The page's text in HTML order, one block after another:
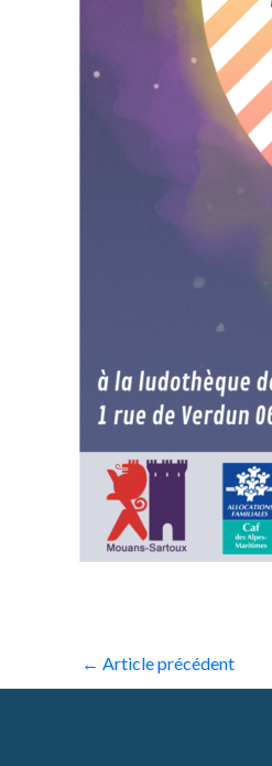
← Article précédent